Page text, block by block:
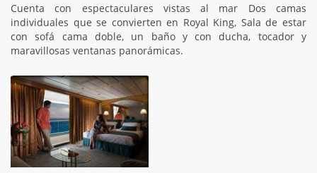
Cuenta con espectaculares vistas al mar Dos camas
individuales que se convierten en Royal King, Sala de estar
con sofá cama doble, un baño y con ducha, tocador y
maravillosas ventanas panorámicas.